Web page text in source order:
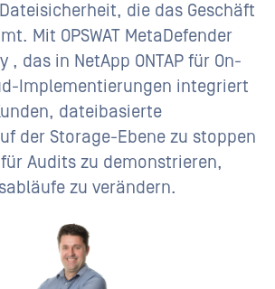
die das Geschäft
Mit OPSWAT MetaDefender
, das in NetApp ONTAP für On-
Implementierungen integriert
dateibasierte
der Storage-Ebene zu stoppen
Audits zu demonstrieren,
zu verändern.